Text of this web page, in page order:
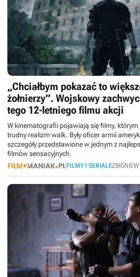
„Chciałbym pokazać to
żołnierzy”. Wojskowy
tego 12-letniego filmu akcji
W kinematografii pojawiają się filmy, którym
trudny realizm walk. Były oficer armii
szczegóły przedstawione w jednym z
filmów sensacyjnych.
FILMY I SERIALE